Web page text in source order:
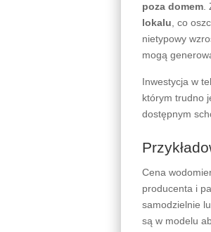
poza domem
lokalu , co
nietypowy
mogą
Inwestycja w
którym trudno
dostępnym
Cena
producenta i
samodzielnie
są w modelu